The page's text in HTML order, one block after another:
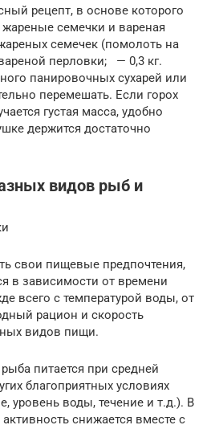
рецепт, в основе которого
жареные семечки и вареная
семечек (помолоть на
перловки; — 0,3 кг.
панировочных сухарей или
перемешать. Если горох
густая масса, удобно
держится достаточно
видов рыб и
свои пищевые предпочтения,
в зависимости от времени
всего с температурой воды, от
рацион и скорость
видов пищи.
питается при средней
благоприятных условиях
уровень воды, течение и т.д.). В
снижается вместе с